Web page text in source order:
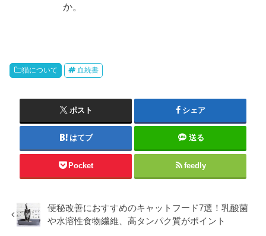
か。
猫について 血統書
ポスト シェア
はてブ 送る
Pocket feedly
便秘改善におすすめのキャットフード7選！乳酸菌
や水溶性食物繊維、高タンパク質がポイント